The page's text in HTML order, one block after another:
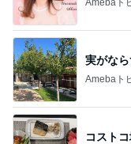
実がな
Amebaト
コスト